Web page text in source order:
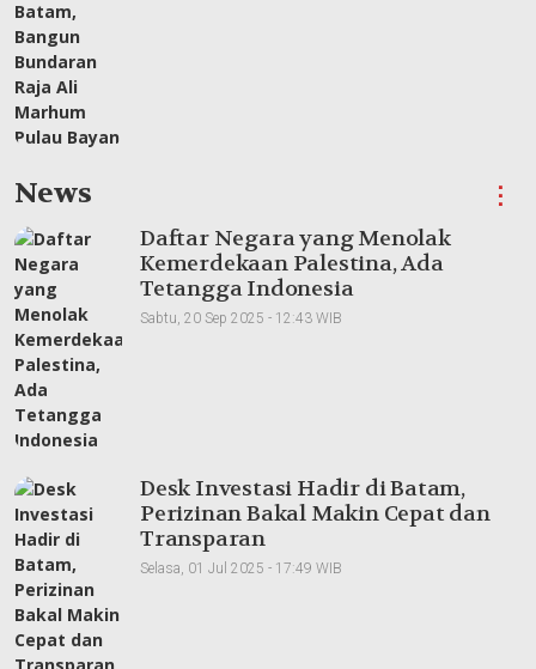
News ⋮
Daftar Negara yang Menolak
Kemerdekaan Palestina, Ada
Tetangga Indonesia
Sabtu, 20 Sep 2025 - 12:43 WIB
Desk Investasi Hadir di Batam,
Perizinan Bakal Makin Cepat dan
Transparan
Selasa, 01 Jul 2025 - 17:49 WIB